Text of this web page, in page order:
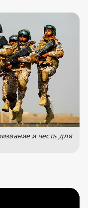
и честь для